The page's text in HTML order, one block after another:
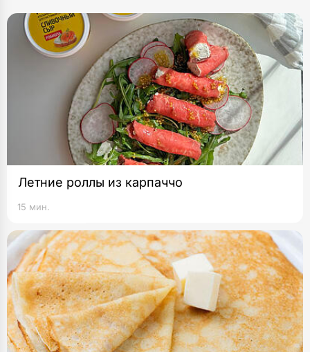
Летние роллы из карпаччо
15 мин.